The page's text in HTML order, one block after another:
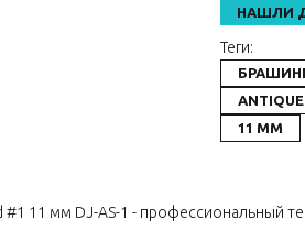
НАШЛИ
Теги:
ANTIQUE
11 ММ
#1 11 мм DJ-AS-1 - профессиональный